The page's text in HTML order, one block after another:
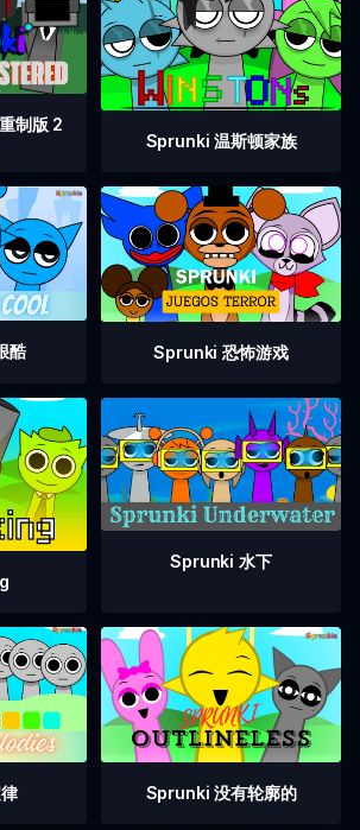
制版 2
Sprunki 温斯顿家族
酷 Sprunki 恐怖游戏
Sprunki 水下
Sprunki 没有轮廓的